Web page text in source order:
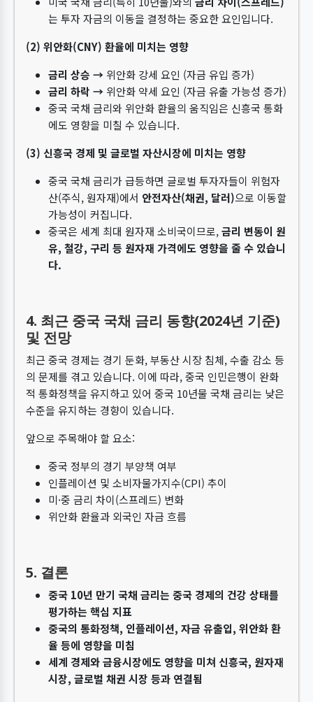
는 투자 자금의 이동을 결정하는 중요한 요인입니다.
(2) 위안화(CNY) 환율에 미치는 영향
금리 상승 → 위안화 강세 요인 (자금 유입 증가)
금리 하락 → 위안화 약세 요인 (자금 유출 가능성 증가)
중국 국채 금리와 위안화 환율의 움직임은 신흥국 통화
에도 영향을 미칠 수 있습니다.
(3) 신흥국 경제 및 글로벌 자산시장에 미치는 영향
중국 국채 금리가 급등하면 글로벌 투자자들이 위험자
산(주식, 원자재)에서 안전자산(채권, 달러)으로 이동할
가능성이 커집니다.
중국은 세계 최대 원자재 소비국이므로,금리 변동이 원
유, 철강, 구리 등 원자재 가격에도 영향을 줄 수 있습니
다.
4. 최근 중국 국채 금리 동향(2024년 기준)
및 전망
최근 중국 경제는 경기 둔화, 부동산 시장 침체, 수출 감소 등
의 문제를 겪고 있습니다. 이에 따라, 중국 인민은행이 완화
적 통화정책을 유지하고 있어 중국 10년물 국채 금리는 낮은
수준을 유지하는 경향이 있습니다.
앞으로 주목해야 할 요소:
중국 정부의 경기 부양책 여부
인플레이션 및 소비자물가지수(CPI) 추이
미·중 금리 차이(스프레드) 변화
위안화 환율과 외국인 자금 흐름
5. 결론
중국 10년 만기 국채 금리는 중국 경제의 건강 상태를
평가하는 핵심 지표
중국의 통화정책, 인플레이션, 자금 유출입, 위안화 환
율 등에 영향을 미침
세계 경제와 금융시장에도 영향을 미쳐 신흥국, 원자재
시장, 글로벌 채권 시장 등과 연결됨